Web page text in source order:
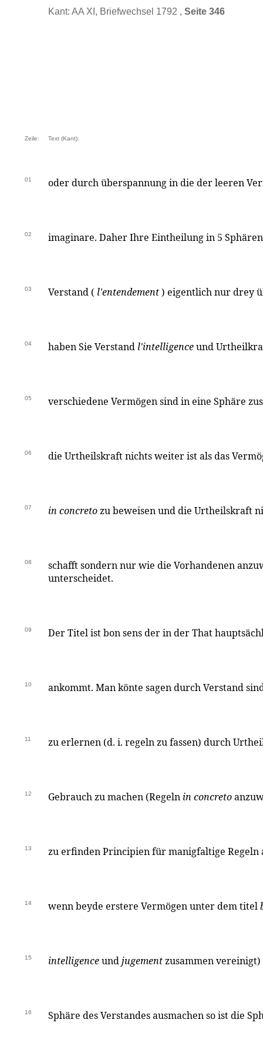
Kant: AA XI, Briefwechsel 1792 , Seite 346
Zeile: Text (Kant):
01 oder durch überspannung in die der leeren
02 imaginare. Daher Ihre Eintheilung in 5
03 Verstand ( l'entendement) eigentlich nur drey
04 haben Sie Verstand l'intelligenceund
05 verschiedene Vermögen sind in eine Sphäre
06 die Urtheilskraft nichts weiter ist als das
07 in concretozu beweisen und die Urtheilskraft
08
schafft sondern nur wie die Vorhandenen
unterscheidet.
09 Der Titel ist bon sens der in der That
10 ankommt. Man könte sagen durch Verstand
11 zu erlernen (d. i. regeln zu fassen) durch
12 Gebrauch zu machen (Regeln in concreto
13 zu erfinden Principien für manigfaltige Regeln
14 wenn beyde erstere Vermögen unter dem titel
15 intelligenceundjugementzusammen
16 Sphäre des Verstandes ausmachen so ist die